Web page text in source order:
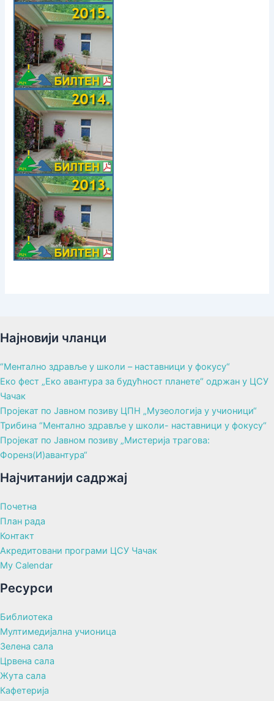
Најновији чланци
“Ментално здравље у школи – наставници у фокусу“
Еко фест „Еко авантура за будућност планете“ одржан у ЦСУ
Чачак
Пројекат по Јавном позиву ЦПН „Музеологија у учионици“
Трибина “Ментално здравље у школи- наставници у фокусу“
Пројекат по Јавном позиву „Мистерија трагова:
Форенз(И)авантура“
Најчитанији садржај
Почетна
План рада
Контакт
Акредитовани програми ЦСУ Чачак
My Calendar
Ресурси
Библиотека
Мултимедијална учионица
Зелена сала
Црвена сала
Жута сала
Кафетерија